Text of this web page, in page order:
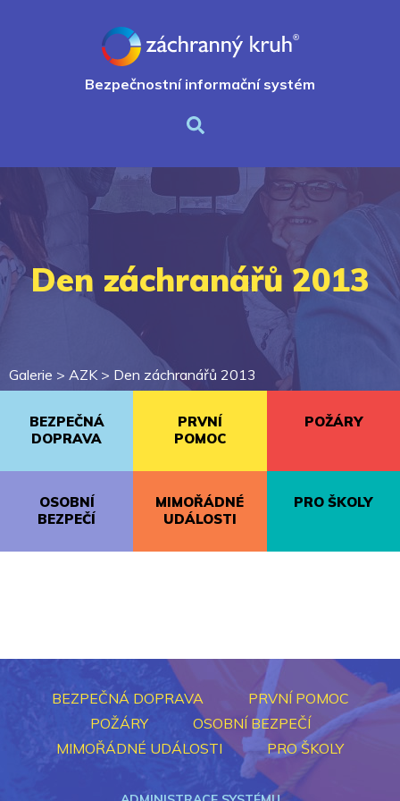
Bezpečnostní informační systém
Den záchranářů 2013
Galerie > AZK> Den záchranářů 2013
BEZPEČNÁ
DOPRAVA
PRVNÍ
POMOC
POŽÁRY
OSOBNÍ
BEZPEČÍ
MIMOŘÁDNÉ
UDÁLOSTI
PRO ŠKOLY
BEZPEČNÁ DOPRAVA
PRVNÍ POMOC
POŽÁRY
OSOBNÍ BEZPEČÍ
MIMOŘÁDNÉ UDÁLOSTI
PRO ŠKOLY